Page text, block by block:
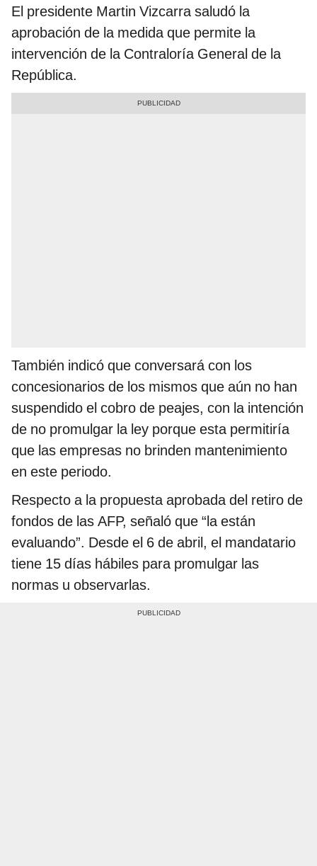
El presidente Martin Vizcarra saludó la
aprobación de la medida que permite la
intervención de la Contraloría General de la
República.
También indicó que conversará con los
concesionarios de los mismos que aún no han
suspendido el cobro de peajes, con la intención
de no promulgar la ley porque esta permitiría
que las empresas no brinden mantenimiento
en este periodo.
Respecto a la propuesta aprobada del retiro de
fondos de las AFP, señaló que “la están
evaluando”. Desde el 6 de abril, el mandatario
tiene 15 días hábiles para promulgar las
normas u observarlas.